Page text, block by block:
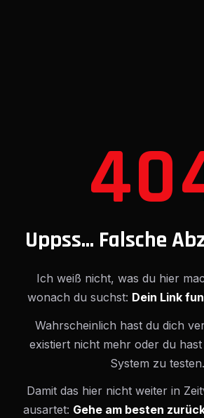
Uppss... Falsche
Ich weiß nicht, was du hier
wonach du suchst: Dein Link
Wahrscheinlich hast du dich
existiert nicht mehr oder du
System zu testen.
Damit das hier nicht weiter in
ausartet: Gehe am besten